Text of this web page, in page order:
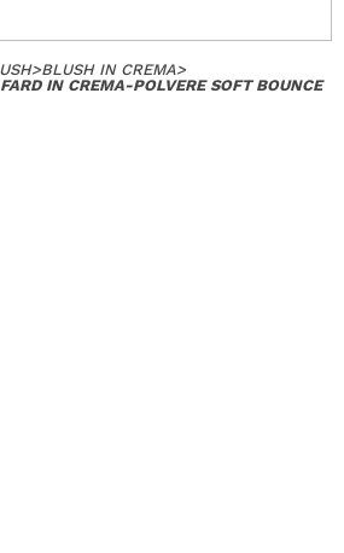
>BLUSH IN CREMA>
IN CREMA-POLVERE SOFT BOUNCE